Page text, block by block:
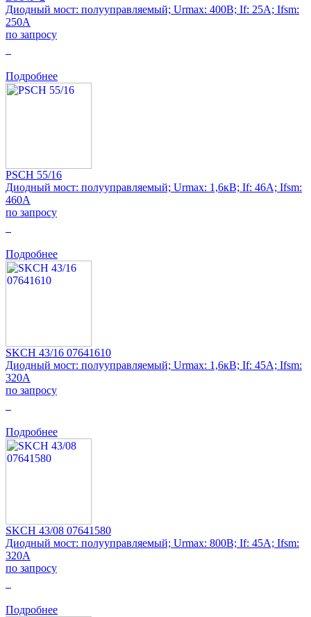
Диодный мост: полууправляемый; Urmax: 400В; If: 25А; Ifsm:
250А
по запросу
Подробнее
PSCH 55/16
Диодный мост: полууправляемый; Urmax: 1,6кВ; If: 46А; Ifsm:
460А
по запросу
Подробнее
SKCH 43/16 07641610
Диодный мост: полууправляемый; Urmax: 1,6кВ; If: 45А; Ifsm:
320А
по запросу
Подробнее
SKCH 43/08 07641580
Диодный мост: полууправляемый; Urmax: 800В; If: 45А; Ifsm:
320А
по запросу
Подробнее